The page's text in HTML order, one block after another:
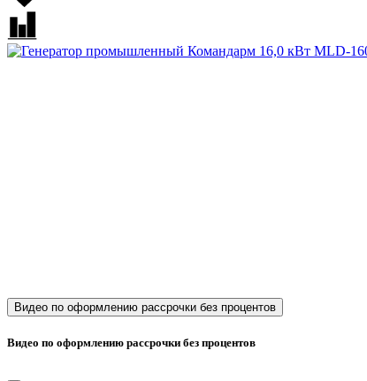
Видео по оформлению рассрочки без процентов
Видео по оформлению рассрочки без процентов